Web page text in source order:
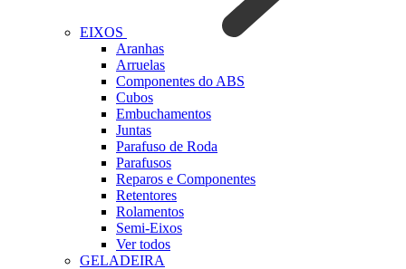
EIXOS
Aranhas
Arruelas
Componentes do ABS
Cubos
Embuchamentos
Juntas
Parafuso de Roda
Parafusos
Reparos e Componentes
Retentores
Rolamentos
Semi-Eixos
Ver todos
GELADEIRA